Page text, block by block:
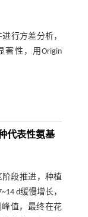
进行方差分析，
著性，用Origin
代表性氨基
阶段推进，种植
d缓慢增长，
峰值，最终在花